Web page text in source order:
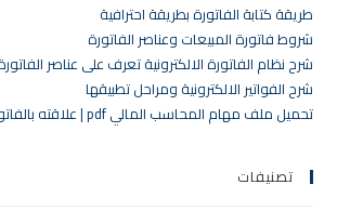
طريقة كتابة الفاتورة بطريقة احترافية
شروط فاتورة المبيعات وعناصر الفاتورة
شرح نظام الفاتورة الالكترونية تعرف على عناصر الفاتورة
شرح الفواتير الالكترونية ومراحل تطبيقها
تحميل ملف مهام المحاسب المالي pdf | علاقته بالفاتورة الإلكترونية
تصنيفات